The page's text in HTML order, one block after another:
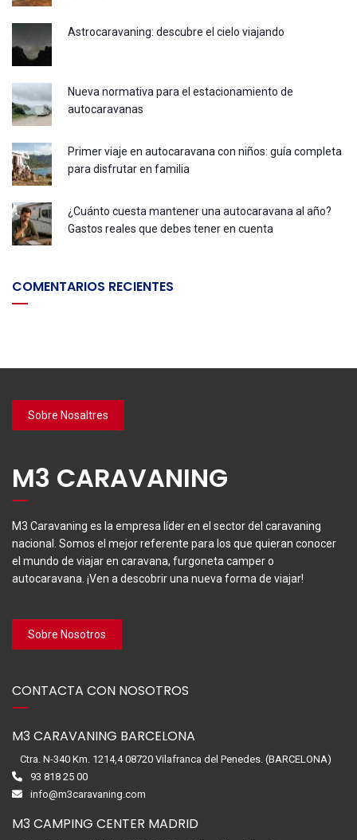
Astrocaravaning: descubre el cielo viajando
Nueva normativa para el estacionamiento de
autocaravanas
Primer viaje en autocaravana con niños: guía completa
para disfrutar en familia
¿Cuánto cuesta mantener una autocaravana al año?
Gastos reales que debes tener en cuenta
COMENTARIOS RECIENTES
Sobre Nosaltres
M3 CARAVANING
M3 Caravaning es la empresa líder en el sector del caravaning
nacional. Somos el mejor referente para los que quieran conocer
el mundo de viajar en caravana, furgoneta camper o
autocaravana. ¡Ven a descobrir una nueva forma de viajar!
Sobre Nosotros
CONTACTA CON NOSOTROS
M3 CARAVANING BARCELONA
Ctra. N-340 Km. 1214,4 08720 Vilafranca del Penedes. (BARCELONA)
93 818 25 00
info@m3caravaning.com
M3 CAMPING CENTER MADRID